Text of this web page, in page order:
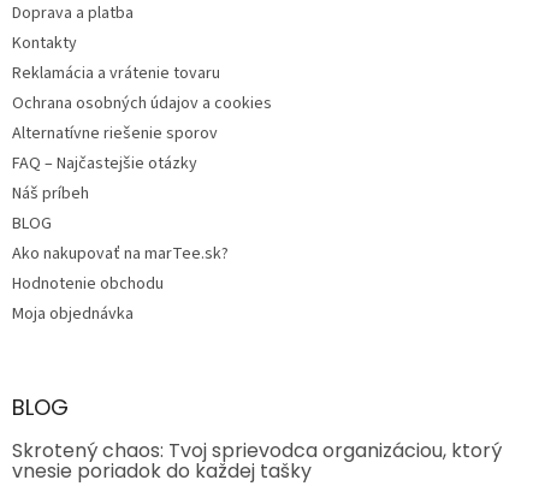
eDoprava a platba
Kontakty
Reklamácia a vrátenie tovaru
Ochrana osobných údajov a cookies
Alternatívne riešenie sporov
FAQ – Najčastejšie otázky
Náš príbeh
BLOG
Ako nakupovať na marTee.sk?
Hodnotenie obchodu
Moja objednávka
BLOG
Skrotený chaos: Tvoj sprievodca organizáciou, ktorý
vnesie poriadok do každej tašky